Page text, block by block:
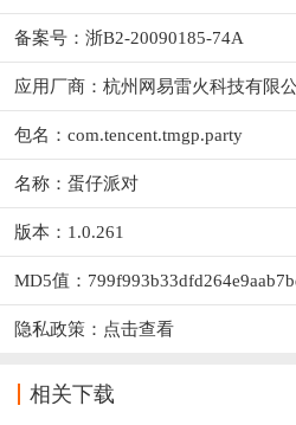
备案号：浙B2-20090185-74A
应用厂商： 杭州网易雷火科技有限
包名：com.tencent.tmgp.party
名称：蛋仔派对
版本：1.0.261
MD5值：
隐私政策： 点击查看
相关下载